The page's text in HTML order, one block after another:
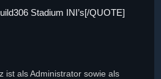
Stadium INI’s[/QUOTE]
ist als Administrator sowie als